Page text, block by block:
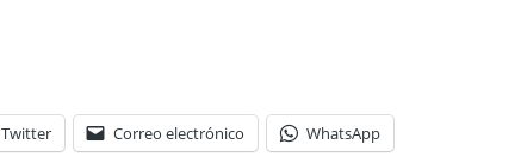
Twitter Correo electrónico WhatsApp